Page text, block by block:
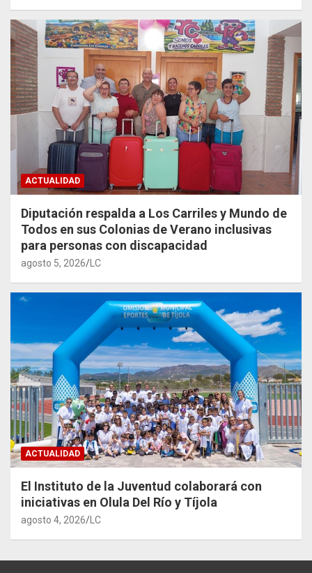
ACTUALIDAD
Diputación respalda a Los Carriles y Mundo de
Todos en sus Colonias de Verano inclusivas
para personas con discapacidad
agosto 5, 2026 LC
ACTUALIDAD
El Instituto de la Juventud colaborará con
iniciativas en Olula Del Río y Tíjola
agosto 4, 2026 LC